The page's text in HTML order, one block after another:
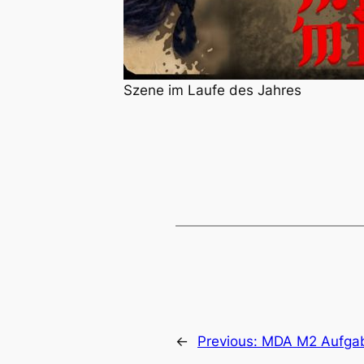
Szene im Laufe des Jahres
← Previous: MDA M2